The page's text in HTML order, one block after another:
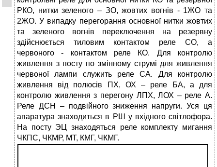
РКО, нитки зеленого – ЗО, жовтих вогнів - 1ЖО та
2ЖО. У випадку перегорання основної нитки жовтих
та зеленого вогнів переключення на резервну
здійснюється тиловим контактом реле СО, а
червоного - контактом реле КО. Для контролю
живлення з посту по змінному струмі для живлення
червоної лампи служить реле СА. Для контролю
живлення від полюсів ПХ, ОХ – реле БА, а для
контролю живлення з перегону ЛПХ, ЛОХ – реле А.
Реле ДСН – подвійного зниження напруги. Уся ця
апаратура знаходиться в РШ у вхідного світлофора.
На посту ЭЦ знаходяться реле комплекту мигання
ЧКПС, ЧКМР, МТ, КМГ, ЧКМГ.